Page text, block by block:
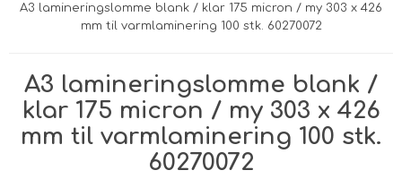
OPRET DIG SOM KUNDE
A3 lamineringslomme blank / klar 175 micron / my 303 x 426
mm til varmlaminering 100 stk. 60270072
A3 lamineringslomme blank /
klar 175 micron / my 303 x 426
mm til varmlaminering 100 stk.
60270072